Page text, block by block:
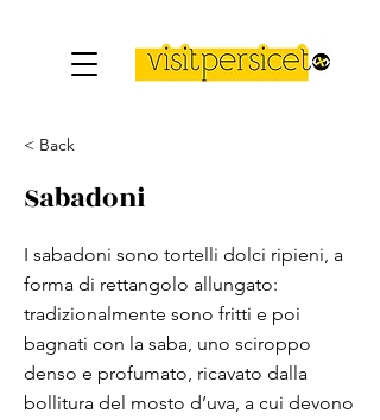
< Back
Sabadoni
I sabadoni sono tortelli dolci ripieni, a
forma di rettangolo allungato:
tradizionalmente sono fritti e poi
bagnati con la saba, uno sciroppo
denso e profumato, ricavato dalla
bollitura del mosto d’uva, a cui devono